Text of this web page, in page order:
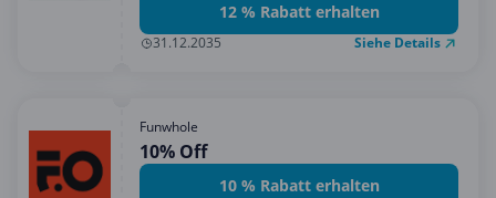
12 % Rabatt erhalten
31.12.2035 Siehe Details
Funwhole
10% Off
10 % Rabatt erhalten